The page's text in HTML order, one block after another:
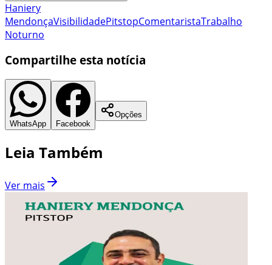
Haniery
MendonçaVisibilidadePitstopComentaristaTrabalho
Noturno
Compartilhe esta notícia
WhatsApp Facebook
Opções
Leia Também
Ver mais